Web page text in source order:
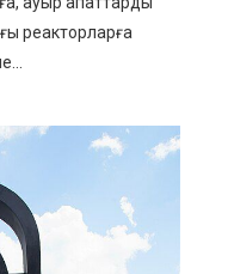
реакторларға